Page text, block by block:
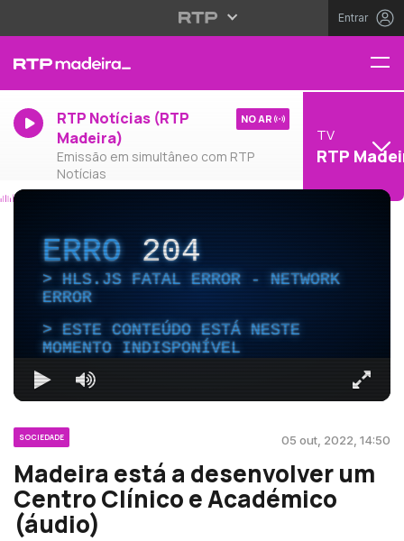
Entrar
RTP Notícias (RTP
Madeira)
Emissão em simultâneo com RTP
Notícias
NO AR
TV
RTP
ERRO204
HLS.JS FATAL ERROR - NETWORK
ERROR
ESTE CONTEÚDO ESTÁ NESTE
MOMENTO INDISPONÍVEL
SOCIEDADE 05 out, 2022, 14:50
Madeira está a desenvolver um
Centro Clínico e Académico
(áudio)